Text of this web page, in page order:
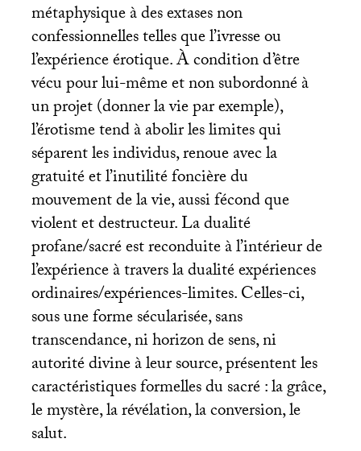
métaphysique à des extases non
confessionnelles telles que l’ivresse ou
l’expérience érotique. À condition d’être
vécu pour lui-même et non subordonné à
un projet (donner la vie par exemple),
l’érotisme tend à abolir les limites qui
séparent les individus, renoue avec la
gratuité et l’inutilité foncière du
mouvement de la vie, aussi fécond que
violent et destructeur. La dualité
profane/sacré est reconduite à l’intérieur de
l’expérience à travers la dualité expériences
ordinaires/expériences-limites. Celles-ci,
sous une forme sécularisée, sans
transcendance, ni horizon de sens, ni
autorité divine à leur source, présentent les
caractéristiques formelles du sacré : la grâce,
le mystère, la révélation, la conversion, le
salut.